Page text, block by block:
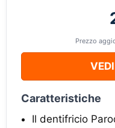
Prezzo
Caratteristiche
Il dentifricio